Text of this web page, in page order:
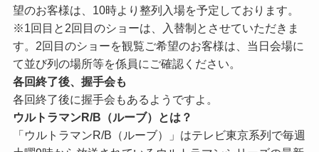
望のお客様は、10時より整列入場を予定しております。
※1回目と2回目のショーは、入替制とさせていただきま
す。2回目のショーを観覧ご希望のお客様は、当日会場に
て並び列の場所等を係員にご確認ください。
各回終了後、握手会も
各回終了後に握手会もあるようですよ。
ウルトラマンR/B（ルーブ）とは？
「ウルトラマンR/B（ルーブ）」はテレビ東京系列で毎週